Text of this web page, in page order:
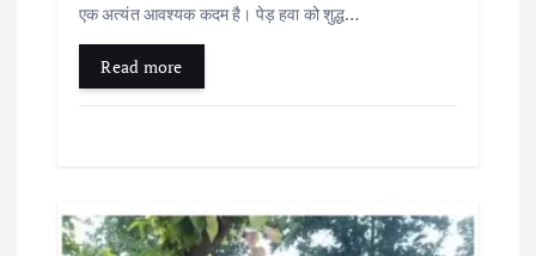
एक अत्यंत आवश्यक कदम है। पेड़ हवा को शुद्ध…
Read more